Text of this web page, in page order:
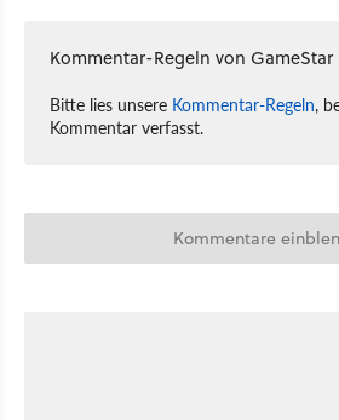
Kommentar-Regeln von GameStar
Bitte lies unsere Kommentar-Regeln,
Kommentar verfasst.
Kommentare